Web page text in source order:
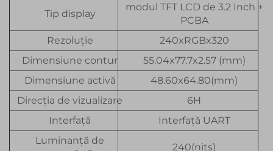
Tip display
modul TFT LCD de 3.2 Inch +
PCBA
Rezoluție
240xRGBx320
Dimensiune contur
55.04x77.7x2.57 (mm)
Dimensiune activă
48.60x64.80(mm)
Direcția de vizualizare
6H
Interfață
Interfață UART
Luminanță de
240(nits)